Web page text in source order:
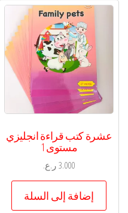
عشرة كتب قراءة انجليزي
مستوى 1
3.000ر.ع.
إضافة إلى السلة